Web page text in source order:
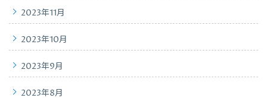
2023年11月
2023年10月
2023年9月
2023年8月